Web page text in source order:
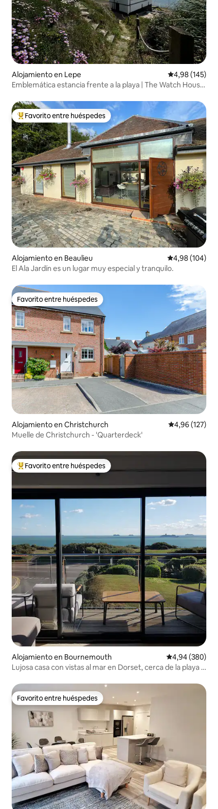
Alojamiento en Lepe Calificación
4,98 (145)
Emblemática estancia frente a la playa | The Watch House,
Favorito entre los huéspedes más destacados
Favorito entre huéspedes
Alojamiento en Beaulieu Calificación
4,98 (104)
El Ala Jardín es un lugar muy especial y tranquilo.
Favorito entre huéspedes
Favorito entre huéspedes
Alojamiento en Christchurch Calificación
4,96 (127)
Muelle de Christchurch - 'Quarterdeck'
Favorito entre los huéspedes más destacados
Favorito entre huéspedes
Alojamiento en Bournemouth Calificación
4,94 (380)
Lujosa casa con vistas al mar en Dorset, cerca de la playa y
Favorito entre huéspedes
Favorito entre huéspedes